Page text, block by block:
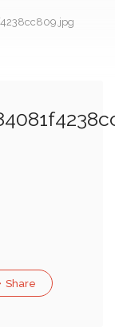
Share